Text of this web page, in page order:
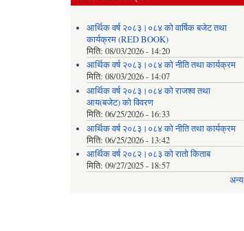
आर्थिक वर्ष २०८३।०८४ को वार्षिक बजेट तथा
कार्यक्रम (RED BOOK)
मिति: 08/03/2026 - 14:20
आर्थिक वर्ष २०८३।०८४ को नीति तथा कार्यक्रम
मिति: 08/03/2026 - 14:07
आर्थिक वर्ष २०८३।०८४ को राजश्व तथा
आय(बजेट) को विवरण
मिति: 06/25/2026 - 16:33
आर्थिक वर्ष २०८३।०८४ को नीति तथा कार्यक्रम
मिति: 06/25/2026 - 13:42
आर्थिक वर्ष २०८२।०८३ को रातो किताब
मिति: 09/27/2025 - 18:57
अन्य